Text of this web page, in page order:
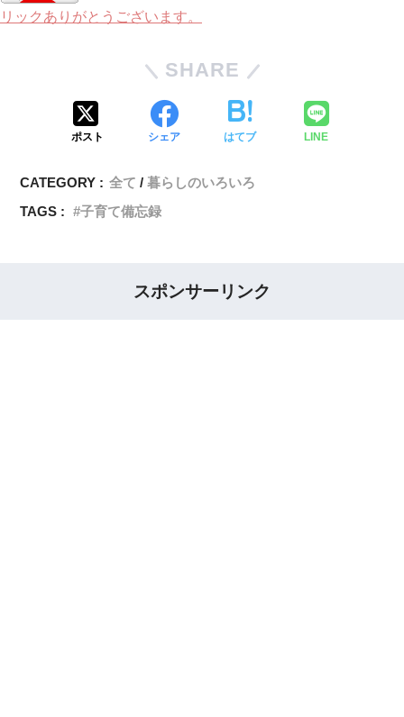
リックありがとうございます。
SHARE
ポスト シェア はてブ LINE
CATEGORY : 全て
暮らしのいろいろ
TAGS :
子育て備忘録
スポンサーリンク